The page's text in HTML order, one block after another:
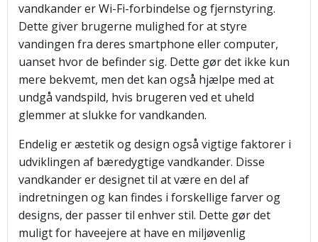
vandkander er Wi-Fi-forbindelse og fjernstyring.
Dette giver brugerne mulighed for at styre
vandingen fra deres smartphone eller computer,
uanset hvor de befinder sig. Dette gør det ikke kun
mere bekvemt, men det kan også hjælpe med at
undgå vandspild, hvis brugeren ved et uheld
glemmer at slukke for vandkanden.
Endelig er æstetik og design også vigtige faktorer i
udviklingen af bæredygtige vandkander. Disse
vandkander er designet til at være en del af
indretningen og kan findes i forskellige farver og
designs, der passer til enhver stil. Dette gør det
muligt for haveejere at have en miljøvenlig